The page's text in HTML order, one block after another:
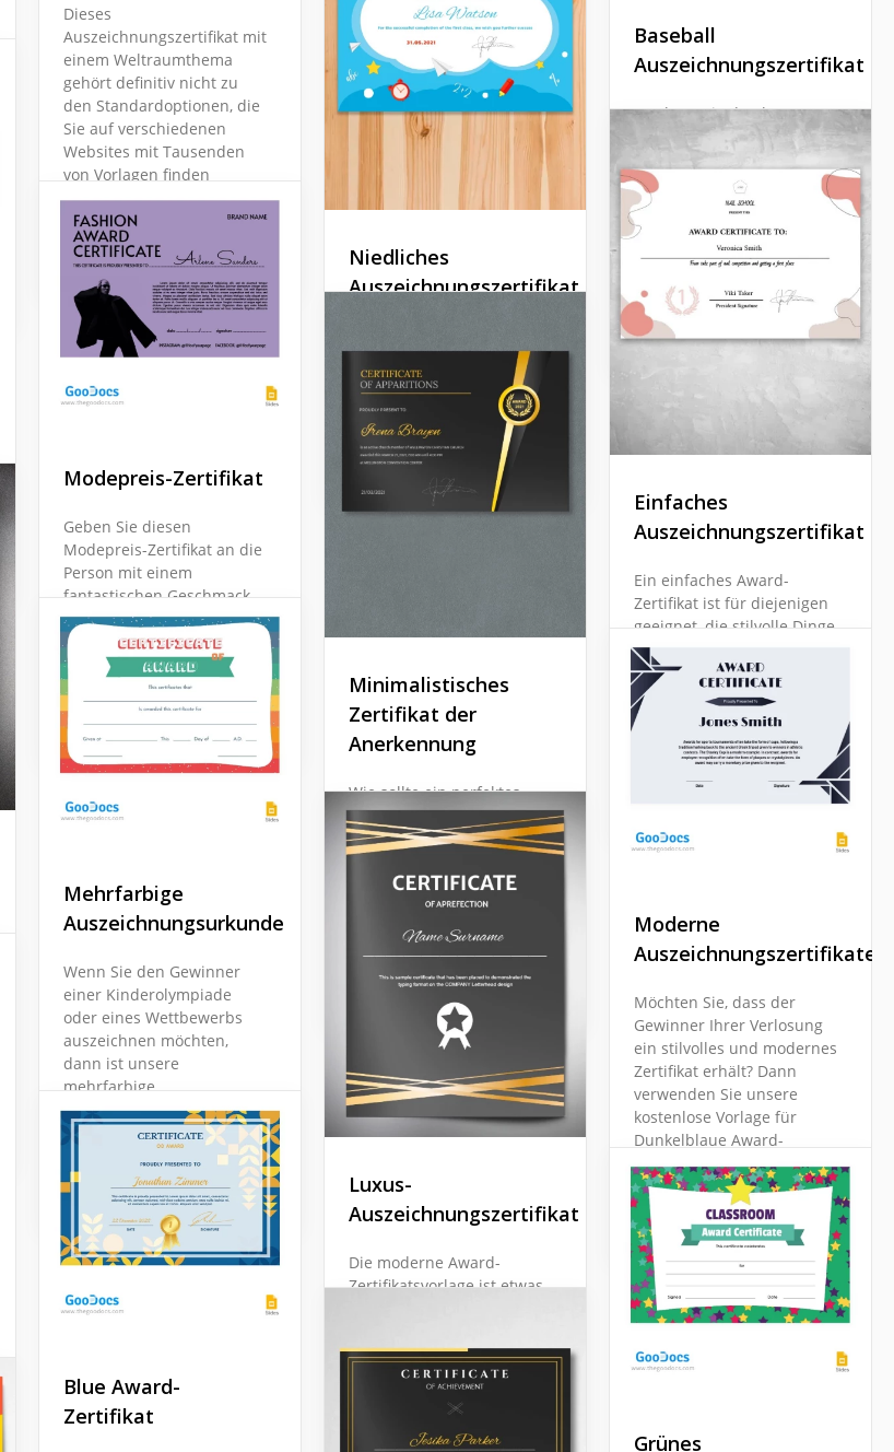
Dieses
Auszeichnungszertifikat mit
einem Weltraumthema
gehört definitiv nicht zu
den Standardoptionen, die
Sie auf verschiedenen
Websites mit Tausenden
von Vorlagen finden
können.
Google Slides
Niedliches
Auszeichnungszertifikat
Menschen glücklich
machen können.
Google Docs
Baseball
Auszeichnungszertifikat
Möchten Sie den besten
Baseball-Wettbewerber
oder Spieler in Ihrem Team
mit den meisten Punkten
belohnen? Mit unserem
Vorlage für die Baseball-
Auszeichnungsurkunde
beeindrucken Sie alle.
Google Docs
Modepreis-Zertifikat
Geben Sie diesen
Modepreis-Zertifikat an die
Person mit einem
fantastischen Geschmack,
die ihr Wissen über die
Modeindustrie bewiesen
hat.
Google Slides
Minimalistisches
Zertifikat der
Anerkennung
Wie sollte ein perfektes
Zertifikat aussehen? Einige
bevorzugen es, aufwendig
gestaltete Papiere mit
vielen verschiedenen
Details und schönen
Farben zu drucken.
Google Docs
Einfaches
Auszeichnungszertifikat
Ein einfaches Award-
Zertifikat ist für diejenigen
geeignet, die stilvolle Dinge
mögen. Das abstrakte
Design wird Sie in die
Schönheit dieses Google
Docs-Vorlage verlieben
lassen.
Google Docs
Mehrfarbige
Auszeichnungsurkunde
Wenn Sie den Gewinner
einer Kinderolympiade
oder eines Wettbewerbs
auszeichnen möchten,
dann ist unsere
mehrfarbige
Zertifikatsvorlage perfekt
für diesen Zweck.
Google Slides
Luxus-
Auszeichnungszertifikat
Die moderne Award-
Zertifikatsvorlage ist etwas,
Gefühl, wenn man eine
Auszeichnung für seine
Leistungen erhält.
Google Docs
Moderne
Auszeichnungszertifikate
Möchten Sie, dass der
Gewinner Ihrer Verlosung
ein stilvolles und modernes
Zertifikat erhält? Dann
verwenden Sie unsere
kostenlose Vorlage für
Dunkelblaue Award-
Zertifikate.
Google Slides
Blue Award-
Zertifikat
Grünes